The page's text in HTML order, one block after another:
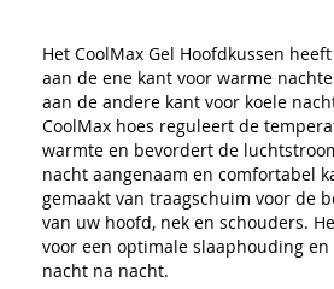
Het CoolMax Gel Hoofdkussen
aan de ene kant voor warme
aan de andere kant voor koele
CoolMax hoes reguleert de
warmte en bevordert de
nacht aangenaam en comfortabel
gemaakt van traagschuim voor de
van uw hoofd, nek en schouders.
voor een optimale slaaphouding
nacht na nacht.